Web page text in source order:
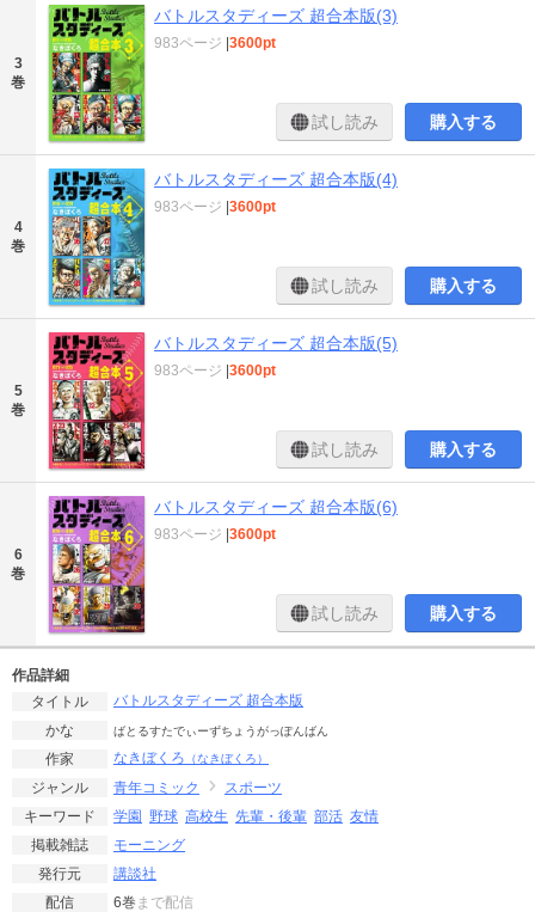
3
巻
バトルスタディーズ 超合本版(3)
983ページ 3600pt
試し読み 購入する
4
巻
バトルスタディーズ 超合本版(4)
983ページ 3600pt
試し読み 購入する
5
巻
バトルスタディーズ 超合本版(5)
983ページ 3600pt
試し読み 購入する
6
巻
バトルスタディーズ 超合本版(6)
983ページ 3600pt
試し読み 購入する
作品詳細
タイトル
バトルスタディーズ 超合本版
かな
ばとるすたでぃーずちょうがっぽんばん
作家 なきぼくろ （なきぼくろ）
ジャンル 青年コミック
スポーツ
キーワード
学園 野球 高校生 先輩・後輩 部活 友情
掲載雑誌
モーニング
発行元
講談社
配信
6巻 まで配信